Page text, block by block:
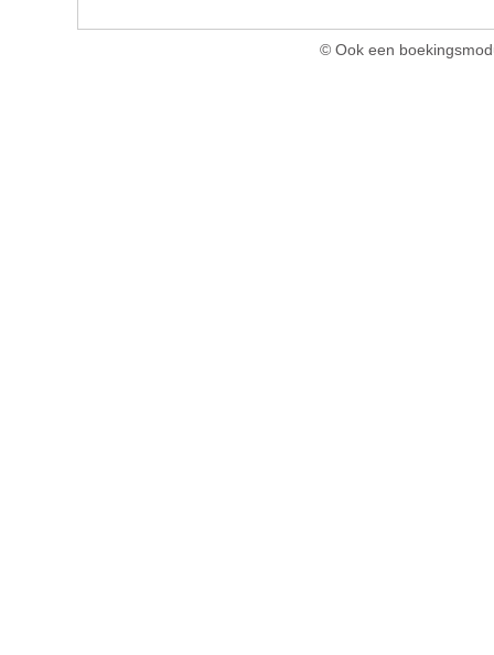
© Ook een